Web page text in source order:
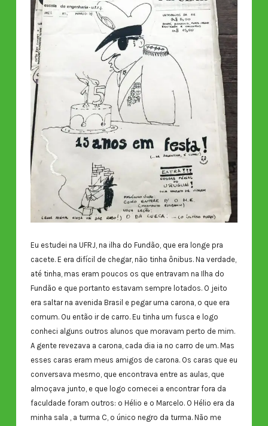
Eu estudei na UFRJ, na ilha do Fundão, que era longe pra
cacete. E era difícil de chegar, não tinha ônibus. Na verdade,
até tinha, mas eram poucos os que entravam na Ilha do
Fundão e que portanto estavam sempre lotados. O jeito
era saltar na avenida Brasil e pegar uma carona, o que era
comum. Ou então ir de carro. Eu tinha um fusca e logo
conheci alguns outros alunos que moravam perto de mim.
A gente revezava a carona, cada dia ia no carro de um. Mas
esses caras eram meus amigos de carona. Os caras que eu
conversava mesmo, que encontrava entre as aulas, que
almoçava junto, e que logo comecei a encontrar fora da
faculdade foram outros: o Hélio e o Marcelo. O Hélio era da
minha sala , a turma C, o único negro da turma. Não me